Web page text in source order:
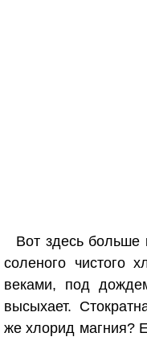
Вот здесь больше
соленого чистого
веками, под
высыхает.
же хлорид магния?